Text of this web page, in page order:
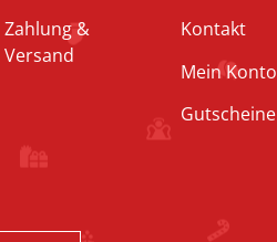
Zahlung &
Versand
Kontakt
Mein Konto
Gutscheine